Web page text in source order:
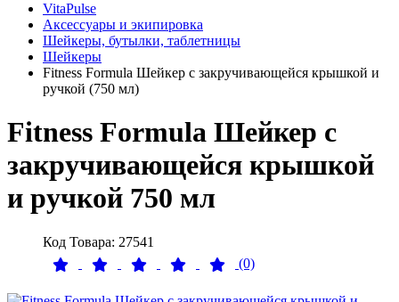
VitaPulse
Аксессуары и экипировка
Шейкеры, бутылки, таблетницы
Шейкеры
Fitness Formula Шейкер с закручивающейся крышкой и
ручкой (750 мл)
Fitness Formula Шейкер с
закручивающейся крышкой
и ручкой 750 мл
Код Товара: 27541
(0)